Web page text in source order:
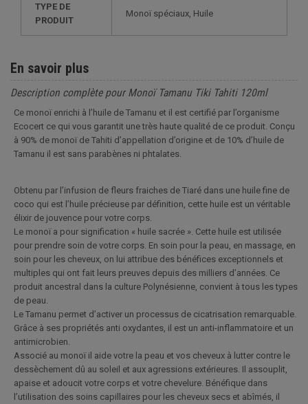
TYPE DE
PRODUIT
Monoï spéciaux, Huile
En savoir plus
Description complète pour Monoï Tamanu Tiki Tahiti 120ml
Ce monoï enrichi à l’huile de Tamanu et il est certifié par l’organisme
Ecocert ce qui vous garantit une très haute qualité de ce produit. Conçu
à 90% de monoï de Tahiti d’appellation d’origine et de 10% d’huile de
Tamanu il est sans parabènes ni phtalates.
Obtenu par l’infusion de fleurs fraiches de Tiaré dans une huile fine de
coco qui est l’huile précieuse par définition, cette huile est un véritable
élixir de jouvence pour votre corps.
Le monoï a pour signification « huile sacrée ». Cette huile est utilisée
pour prendre soin de votre corps. En soin pour la peau, en massage, en
soin pour les cheveux, on lui attribue des bénéfices exceptionnels et
multiples qui ont fait leurs preuves depuis des milliers d’années. Ce
produit ancestral dans la culture Polynésienne, convient à tous les types
de peau.
Le Tamanu permet d’activer un processus de cicatrisation remarquable.
Grâce à ses propriétés anti oxydantes, il est un anti-inflammatoire et un
antimicrobien.
Associé au monoï il aide votre la peau et vos cheveux à lutter contre le
dessèchement dû au soleil et aux agressions extérieures. Il assouplit,
apaise et adoucit votre corps et votre chevelure. Bénéfique dans
l’utilisation des soins capillaires pour les cheveux secs et abîmés, il